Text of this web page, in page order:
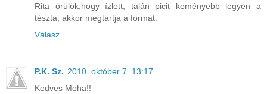
Rita örülök,hogy ízlett, talán picit keményebb legyen a
tészta, akkor megtartja a formát.
Válasz
P.K. Sz. 2010. október 7. 13:17
Kedves Moha!!